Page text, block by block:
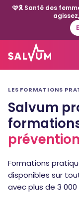
🩷🎗️ Santé des
LES FORMATIONS
Salvum
prévention
Formations
disponibles sur
avec plus de 3